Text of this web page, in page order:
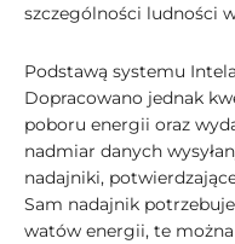
szczególności ludności
Podstawą systemu
Dopracowano jednak
poboru energii oraz
nadmiar danych
nadajniki,
Sam nadajnik
watów energii, te